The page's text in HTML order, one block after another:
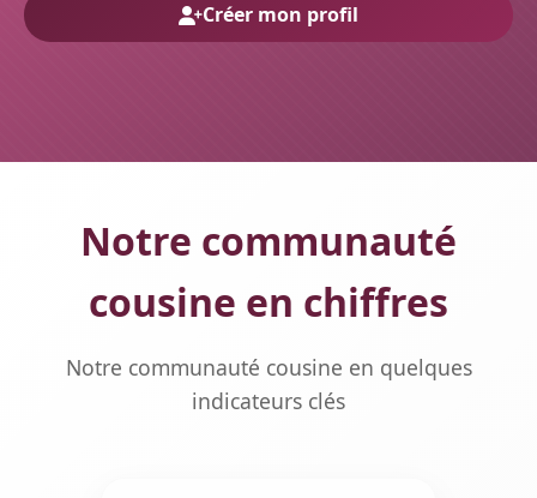
Créer mon profil
Notre communauté
cousine en chiffres
Notre communauté cousine en quelques
indicateurs clés